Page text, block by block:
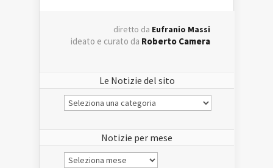
diretto da Eufranio Massi
ideato e curato da Roberto Camera
Le Notizie del sito
Le
Notizie
Notizie per mese
Notizie
per